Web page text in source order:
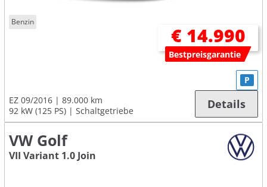
Benzin
€ 14.990
Bestpreisgarantie
EZ 09/2016
89.000 km
92 kW (125 PS)
Schaltgetriebe
P
Details
VW Golf
VII Variant 1.0 Join